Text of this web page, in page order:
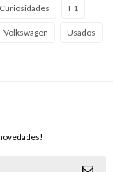
Curiosidades F1
Volkswagen Usados